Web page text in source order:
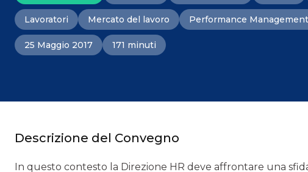
Lavoratori Mercato del lavoro Performance Management
25 Maggio 2017 171 minuti
Descrizione del Convegno
In questo contesto la Direzione HR deve affrontare una